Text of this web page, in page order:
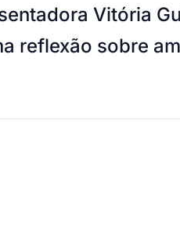
Vitória
reflexão sobre